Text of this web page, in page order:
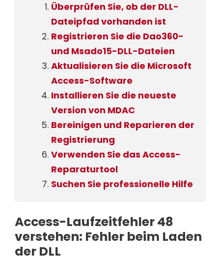
Überprüfen Sie, ob der DLL-
Dateipfad vorhanden ist
Registrieren Sie die Dao360-
und Msado15-DLL-Dateien
Aktualisieren Sie die Microsoft
Access-Software
Installieren Sie die neueste
Version von MDAC
Bereinigen und Reparieren der
Registrierung
Verwenden Sie das Access-
Reparaturtool
Suchen Sie professionelle Hilfe
Access-Laufzeitfehler 48
verstehen: Fehler beim Laden
der DLL